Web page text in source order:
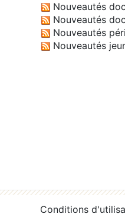
Nouveautés
Nouveautés
Nouveautés
Nouveautés
Conditions